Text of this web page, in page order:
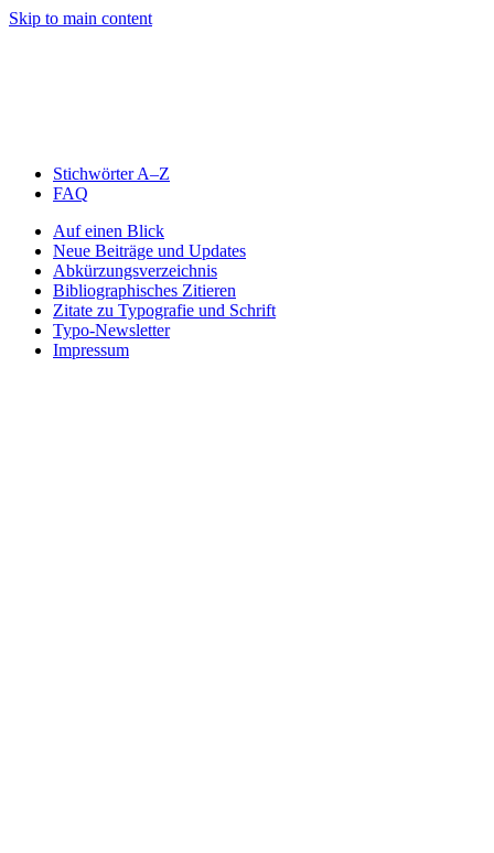
Skip to main content
Stichwörter A–Z
FAQ
Auf einen Blick
Neue Beiträge und Updates
Abkürzungsverzeichnis
Bibliographisches Zitieren
Zitate zu Typografie und Schrift
Typo-Newsletter
Impressum